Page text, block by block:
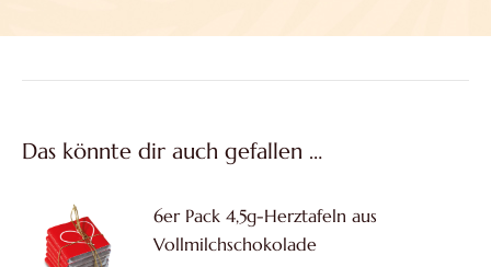
Das könnte dir auch gefallen …
6er Pack 4,5g-Herztafeln aus
Vollmilchschokolade